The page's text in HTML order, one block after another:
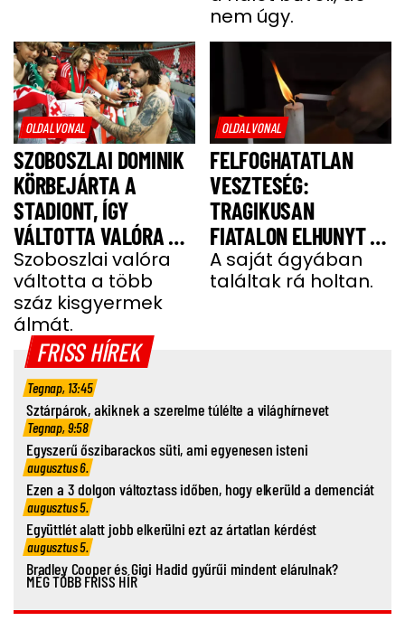
nem úgy.
OLDALVONAL
SZOBOSZLAI DOMINIK
KÖRBEJÁRTA A
STADIONT, ÍGY
VÁLTOTTA VALÓRA A
GYEREKEK ÁLMÁT
Szoboszlai valóra
váltotta a több
száz kisgyermek
álmát.
OLDALVONAL
FELFOGHATATLAN
VESZTESÉG:
TRAGIKUSAN
FIATALON ELHUNYT A
TEHETSÉGES FOCISTA
A saját ágyában
találtak rá holtan.
FRISS HÍREK
Tegnap, 13:45
Sztárpárok, akiknek a szerelme túlélte a világhírnevet
Tegnap, 9:58
Egyszerű őszibarackos süti, ami egyenesen isteni
augusztus 6.
Ezen a 3 dolgon változtass időben, hogy elkerüld a demenciát
augusztus 5.
Együttlét alatt jobb elkerülni ezt az ártatlan kérdést
augusztus 5.
Bradley Cooper és Gigi Hadid gyűrűi mindent elárulnak?
MÉG TÖBB FRISS HÍR